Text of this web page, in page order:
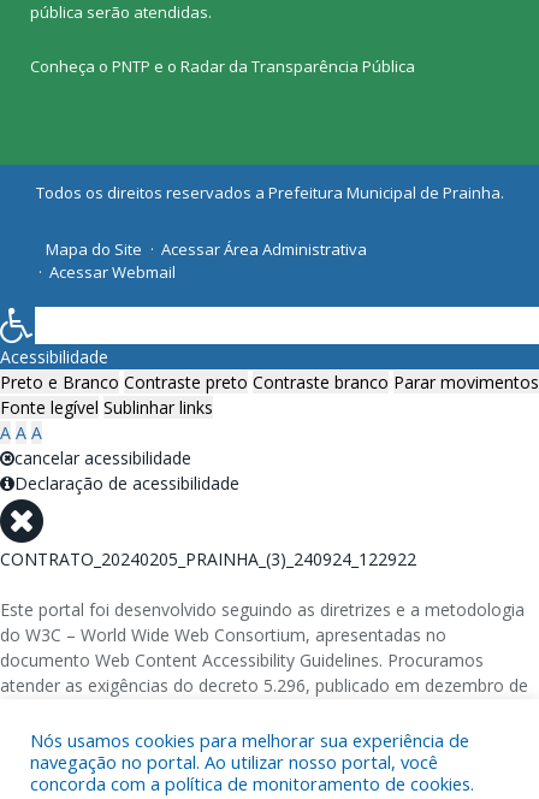
pública serão atendidas.
Conheça o PNTP e o Radar da Transparência Pública
Todos os direitos reservados a Prefeitura Municipal de Prainha.
Mapa do Site
Acessar Área Administrativa
Acessar Webmail
Nós usamos cookies para melhorar sua experiência de
navegação no portal. Ao utilizar nosso portal, você
concorda com a política de monitoramento de cookies.
Acessibilidade
Preto e Branco Contraste preto Contraste branco Parar movimentos
Fonte legível Sublinhar links
A A A
cancelar acessibilidade
Declaração de acessibilidade
CONTRATO_20240205_PRAINHA_(3)_240924_122922
Este portal foi desenvolvido seguindo as diretrizes e a metodologia
do W3C – World Wide Web Consortium, apresentadas no
documento Web Content Accessibility Guidelines. Procuramos
atender as exigências do decreto 5.296, publicado em dezembro de
eletrônicos da administração pública na rede mundial de
computadores para o uso das pessoas com necessidades especiais,
garantindo-lhes o pleno acesso aos conteúdos disponíveis.